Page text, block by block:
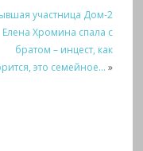
участница Дом-2
Елена Хромина спала с
братом – инцест, как
это семейное… »